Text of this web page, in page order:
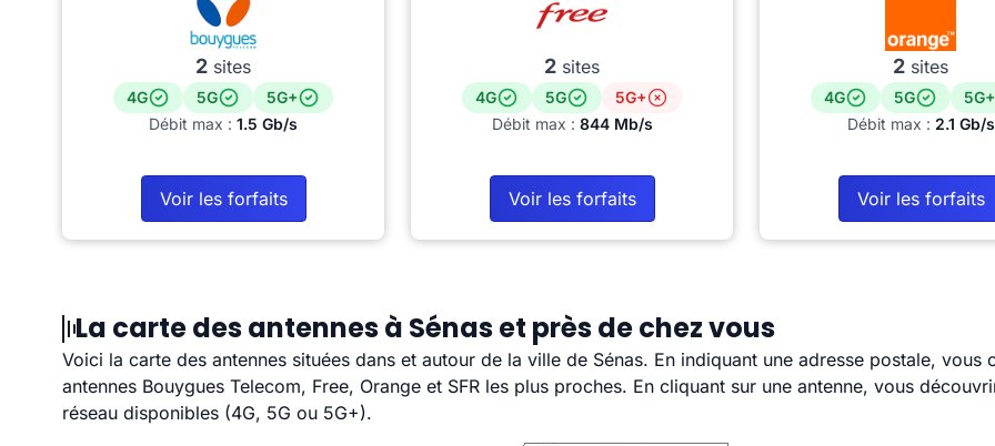
2 sites
4G 5G
5G+
Débit max : 1.5 Gb/s
Voir les forfaits
2 sites
4G 5G
5G+
Débit max : 844 Mb/s
Voir les forfaits
2 sites
4G 5G
5G+
Débit max : 2.1 Gb/s
Voir les forfaits
La carte des antennes à Sénas et près de chez vous
Voici la carte des antennes situées dans et autour de la ville de Sénas. En indiquant une adresse postale,
antennes Bouygues Telecom, Free, Orange et SFR les plus proches. En cliquant sur une antenne, vous
réseau disponibles (4G, 5G ou 5G+).